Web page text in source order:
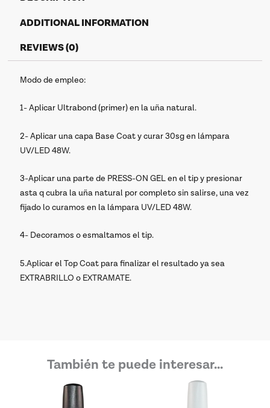
ADDITIONAL INFORMATION
REVIEWS (0)
Modo de empleo:
1- Aplicar Ultrabond (primer) en la uña natural.
2- Aplicar una capa Base Coat y curar 30sg en lámpara
UV/LED 48W.
3-Aplicar una parte de PRESS-ON GEL en el tip y presionar
asta q cubra la uña natural por completo sin salirse, una vez
fijado lo curamos en la lámpara UV/LED 48W.
4- Decoramos o esmaltamos el tip.
5.Aplicar el Top Coat para finalizar el resultado ya sea
EXTRABRILLO o EXTRAMATE.
También te puede interesar...